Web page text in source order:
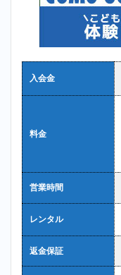
入会金
料金
営業時間
レンタル
返金保証